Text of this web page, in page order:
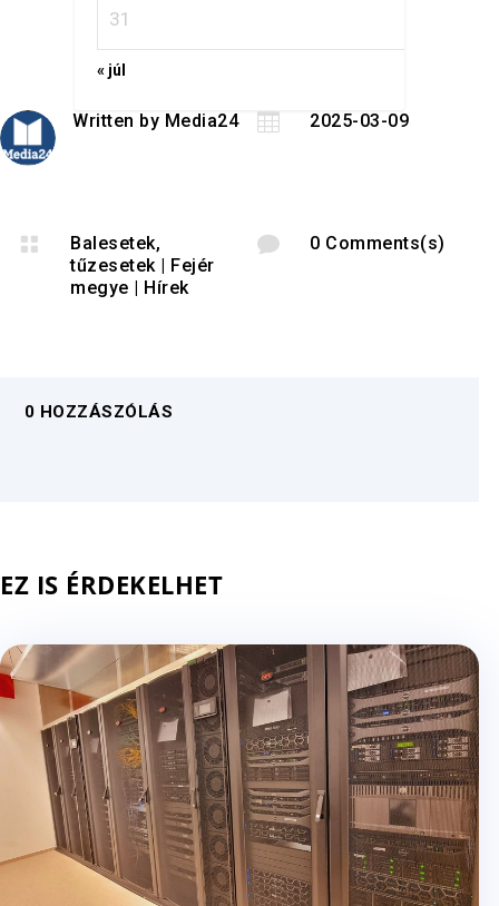
31
« júl
Written by Media24  2025-03-09

Balesetek,
tűzesetek| Fejér
megye | Hírek
 0 Comments(s)
0 HOZZÁSZÓLÁS
EZ IS ÉRDEKELHET